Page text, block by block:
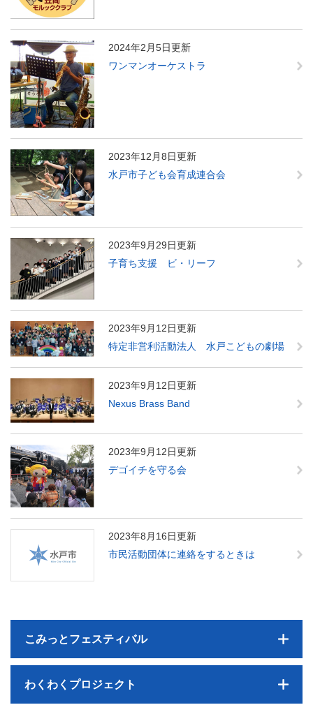
2024年2月5日更新
ワンマンオーケストラ
2023年12月8日更新
水戸市子ども会育成連合会
2023年9月29日更新
子育ち支援 ビ・リーフ
2023年9月12日更新
特定非営利活動法人 水戸こどもの劇場
2023年9月12日更新
Nexus Brass Band
2023年9月12日更新
デゴイチを守る会
2023年8月16日更新
市民活動団体に連絡をするときは
こみっとフェスティバル
わくわくプロジェクト